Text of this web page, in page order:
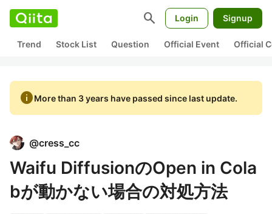
search Login Signup
Trend Stock List Question Official Event Official
infoMore than 3 years have passed since last update.
@cress_cc
Waifu DiffusionのOpen in Cola
bが動かない場合の対処方法